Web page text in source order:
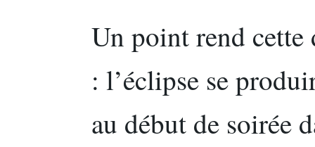
Un point rend cette
: l’éclipse se
au début de soirée